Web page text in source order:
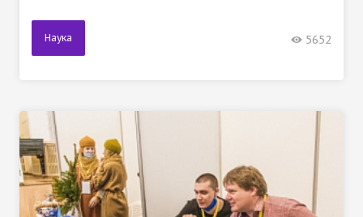
Наука 5652